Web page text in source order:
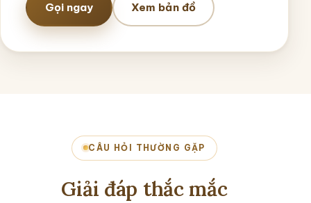
Gọi ngay Xem bản đồ
CÂU HỎI THƯỜNG GẶP
Giải đáp thắc mắc